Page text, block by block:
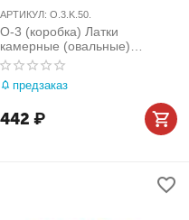
АРТИКУЛ: O.3.K.50.
О-3 (коробка) Латки
камерные (овальные)
37х57мм 50шт
предзаказ
442 ₽